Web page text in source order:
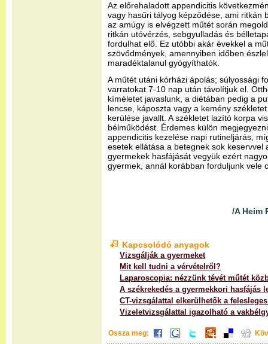
Az előrehaladott appendicitis
vagy hasűri tályog képződése, ami ritkán
az amúgy is elvégzett műtét során
ritkán utóvérzés, sebgyulladás és
fordulhat elő. Ez utóbbi akár évekkel a
szövődmények, amennyiben időben
maradéktalanul gyógyíthatók.
A műtét utáni kórházi ápolás; súlyossági
varratokat 7-10 nap után távolítjuk el.
kíméletet javaslunk, a diétában pedig a
lencse, káposzta vagy a kemény
kerülése javallt. A székletet lazító korpa
bélműködést. Érdemes külön
appendicitis kezelése napi rutineljárás,
esetek ellátása a betegnek sok keservvel
gyermekek hasfájását vegyük ezért
gyermek, annál korábban forduljunk vele
/A Heim
Kapcsolódó anyagok
Vizsgálják a gyermeket
Mit kell tudni a vérvételről?
Laparoscopia: nézzünk tévét műtét
A székrekedés a gyermekkori hasfájás
CT-vizsgálattal elkerülhetők a
Vizeletvizsgálattal igazolható a
Ossza meg: